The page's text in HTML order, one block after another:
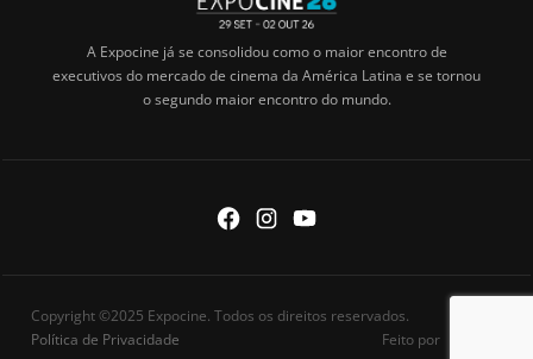
A Expocine já se consolidou como o maior encontro de
executivos do mercado de cinema da América Latina e se tornou
o segundo maior encontro do mundo.
Copyright ©2025 Expocine. Todos os direitos reservados.
Política de Privacidade
Feito por